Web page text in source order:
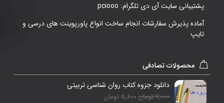
پشتیبانی سایت آی دی تلگرام: pciooo
آماده پذیرش سفارشات انجام ساخت انواع پاورپوینت های درسی و
تایپ
محصولات تصادفی
دانلود جزوه کتاب روان شناسی تربیتی
7,000 تومان 5,800 تومان